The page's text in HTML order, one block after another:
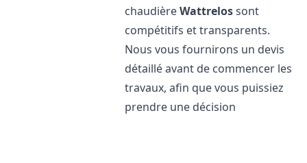
chaudièreWattrelossont
compétitifs et transparents.
Nous vous fournirons un devis
détaillé avant de commencer les
travaux, afin que vous puissiez
prendre une décision